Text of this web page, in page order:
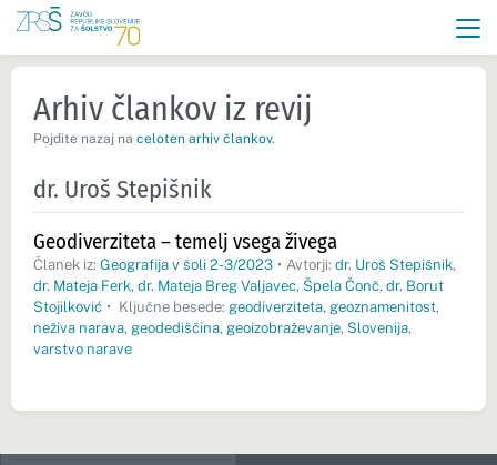
Arhiv člankov iz revij
Pojdite nazaj na celoten arhiv člankov.
dr. Uroš Stepišnik
Geodiverziteta – temelj vsega živega
Članek iz: Geografija v šoli 2-3/2023 • Avtorji: dr. Uroš Stepišnik,
dr. Mateja Ferk, dr. Mateja Breg Valjavec, Špela Čonč, dr. Borut
Stojilković • Ključne besede: geodiverziteta, geoznamenitost,
neživa narava, geodediščina, geoizobraževanje, Slovenija,
varstvo narave